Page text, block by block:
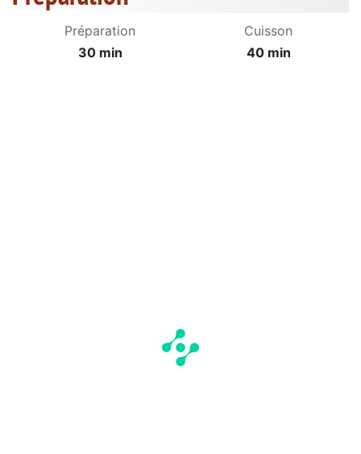
Préparation
30 min
Cuisson
40 min